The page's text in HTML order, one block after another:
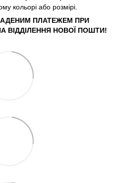
кольорі або розмірі.
ПЛАТЕЖЕМ ПРИ
ВІДДІЛЕННЯ НОВОЇ ПОШТИ!